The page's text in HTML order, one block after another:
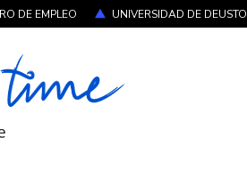
DE EMPLEO UNIVERSIDAD DE DEUSTO